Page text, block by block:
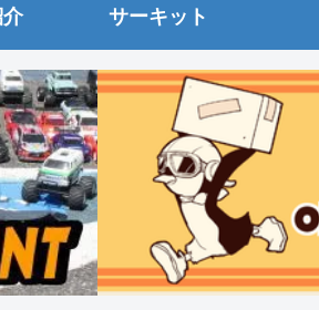
サーキット